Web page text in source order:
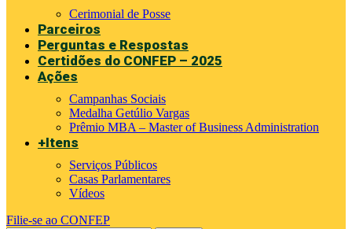
Cerimonial de Posse
Parceiros
Perguntas e Respostas
Certidões do CONFEP – 2025
Ações
Campanhas Sociais
Medalha Getúlio Vargas
Prêmio MBA – Master of Business Administration
+Itens
Serviços Públicos
Casas Parlamentares
Vídeos
Filie-se ao CONFEP